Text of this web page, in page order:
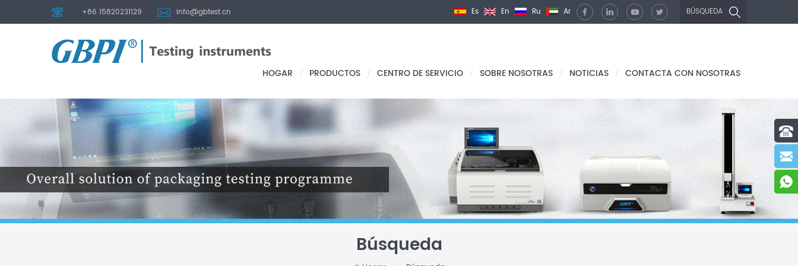
+86 15820231129 info@gbtest.cn BÚSQUEDA
Es En Ru Ar
HOGAR / PRODUCTOS / CENTRO DE SERVICIO / SOBRE NOSOTRAS / NOTICIAS / CONTACTA CON NOSOTRAS
Búsqueda